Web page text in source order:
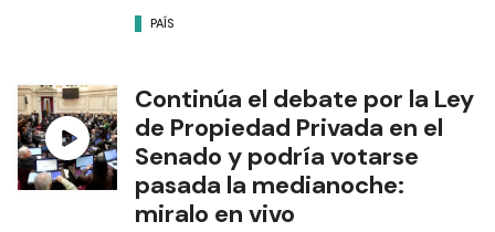
PAÍS
Continúa el debate por la Ley
de Propiedad Privada en el
Senado y podría votarse
pasada la medianoche:
miralo en vivo